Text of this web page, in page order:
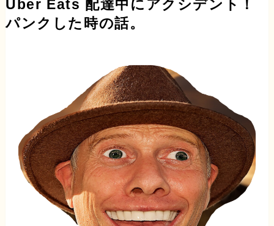
Uber Eats 配達中にアクシデント！
パンクした時の話。